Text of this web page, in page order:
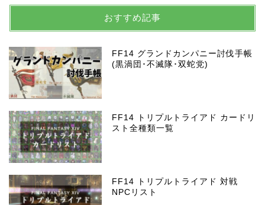
おすすめ記事
FF14 グランドカンパニー討伐手帳
(黒渦団･不滅隊･双蛇党)
FF14 トリプルトライアド カードリ
スト全種類一覧
FF14 トリプルトライアド 対戦
NPCリスト